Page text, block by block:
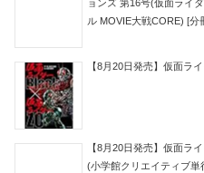
ョンズ 第16号(仮面ライ
ル MOVIE大戦CORE) [分
【8月20日発売】仮面
【8月20日発売】仮面
(小学館クリエイティブ単